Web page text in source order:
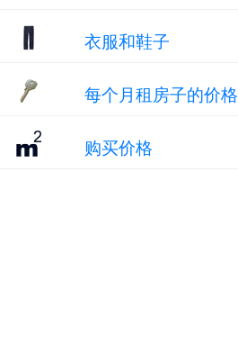
衣服和鞋子
每个月租房子的价格
购买价格